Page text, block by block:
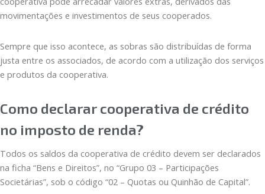
movimentações e investimentos de seus cooperados.
Sempre que isso acontece, as sobras são distribuídas de forma
justa entre os associados, de acordo com a utilização dos serviços
e produtos da cooperativa.
Como declarar cooperativa de crédito
no imposto de renda?
Todos os saldos da cooperativa de crédito devem ser declarados
na ficha “Bens e Direitos”, no “Grupo 03 – Participações
Societárias”, sob o código “02 – Quotas ou Quinhão de Capital”.